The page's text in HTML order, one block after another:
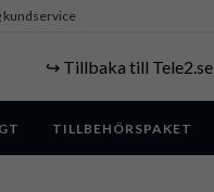
kundservice
↪️ Tillbaka till Tele2.se
TILLBEHÖRSPAKET